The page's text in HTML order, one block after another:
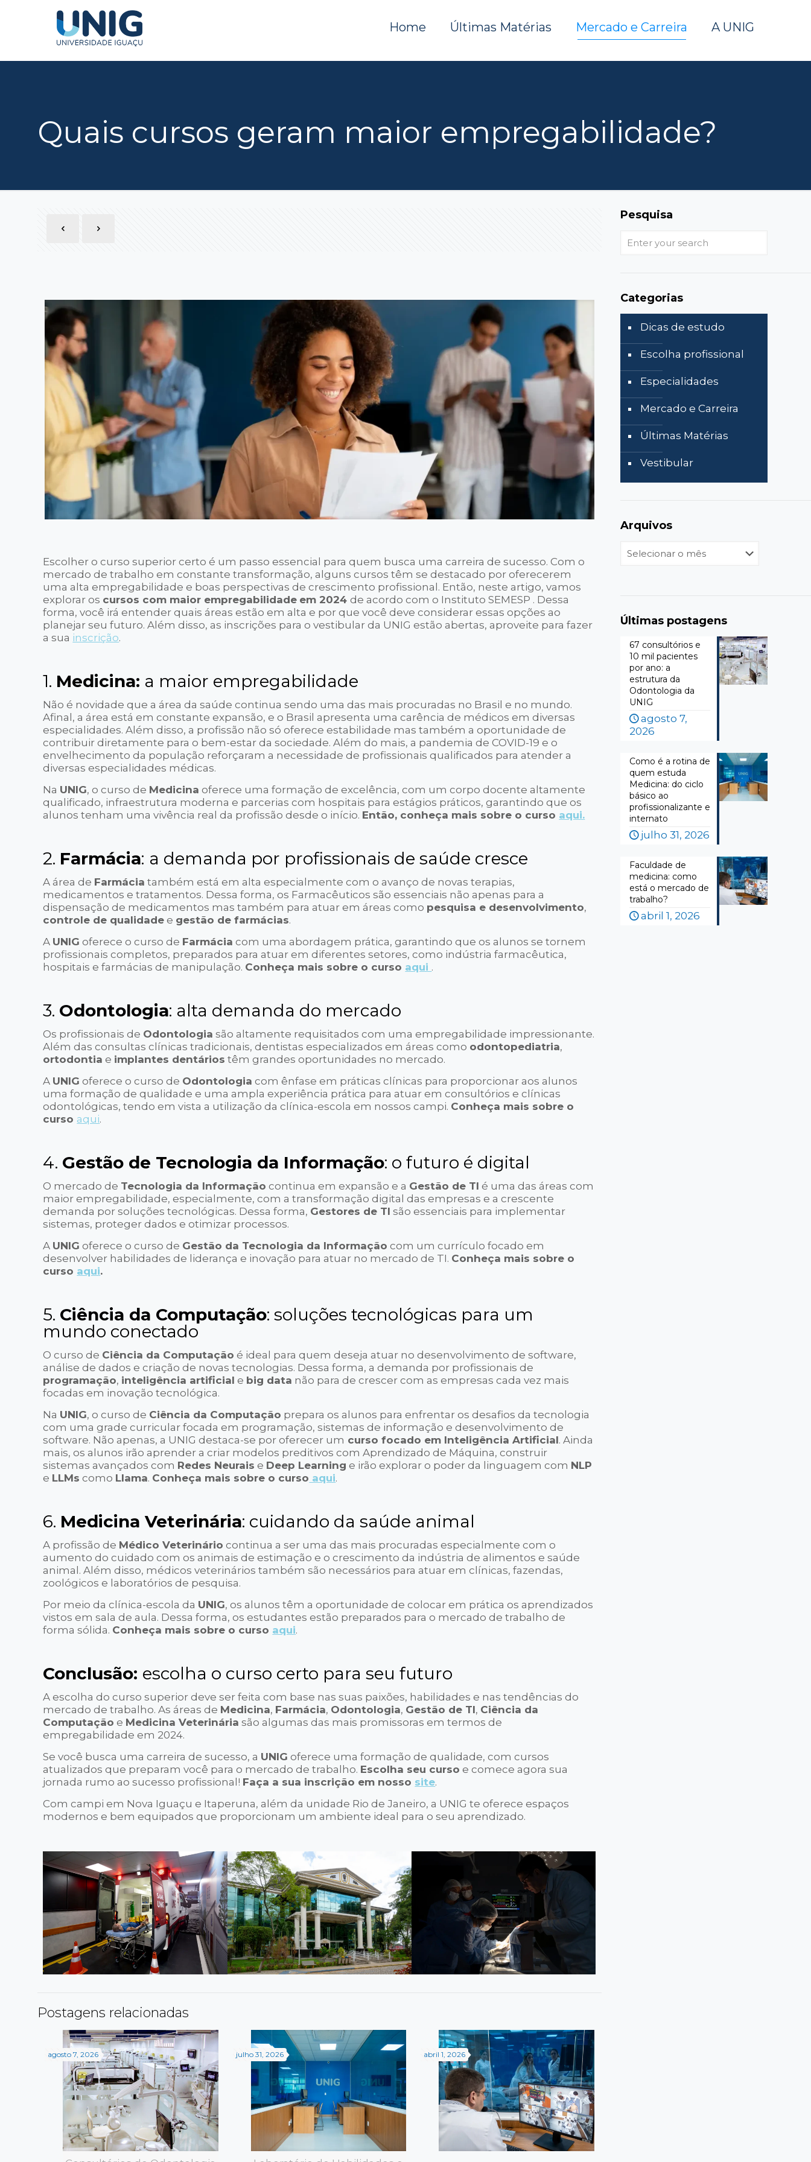
Home Últimas Matérias Mercado e Carreira A UNIG
Quais cursos geram maior empregabilidade?
Escolher o curso superior certo é um passo essencial para quem busca uma carreira de sucesso. Com o
mercado de trabalho em constante transformação, alguns cursos têm se destacado por oferecerem
uma alta empregabilidade e boas perspectivas de crescimento profissional. Então, neste artigo, vamos
explorar os cursos com maior empregabilidade em 2024de acordo com o Instituto SEMESP . Dessa
forma, você irá entender quais áreas estão em alta e por que você deve considerar essas opções ao
planejar seu futuro. Além disso, as inscrições para o vestibular da UNIG estão abertas, aproveite para fazer
a sua inscrição.
1. Medicina: a maior empregabilidade
Não é novidade que a área da saúde continua sendo uma das mais procuradas no Brasil e no mundo.
Afinal, a área está em constante expansão, e o Brasil apresenta uma carência de médicos em diversas
especialidades. Além disso, a profissão não só oferece estabilidade mas também a oportunidade de
contribuir diretamente para o bem-estar da sociedade. Além do mais, a pandemia de COVID-19 e o
envelhecimento da população reforçaram a necessidade de profissionais qualificados para atender a
diversas especialidades médicas.
Na UNIG, o curso de Medicina oferece uma formação de excelência, com um corpo docente altamente
qualificado, infraestrutura moderna e parcerias com hospitais para estágios práticos, garantindo que os
alunos tenham uma vivência real da profissão desde o início. Então, conheça mais sobre o curso aqui.
2. Farmácia: a demanda por profissionais de saúde cresce
A área de Farmácia também está em alta especialmente com o avanço de novas terapias,
medicamentos e tratamentos. Dessa forma, os Farmacêuticos são essenciais não apenas para a
dispensação de medicamentos mas também para atuar em áreas como pesquisa e desenvolvimento,
controle de qualidade e gestão de farmácias.
A UNIG oferece o curso de Farmácia com uma abordagem prática, garantindo que os alunos se tornem
profissionais completos, preparados para atuar em diferentes setores, como indústria farmacêutica,
hospitais e farmácias de manipulação. Conheça mais sobre o curso aqui .
3. Odontologia: alta demanda do mercado
Os profissionais de Odontologia são altamente requisitados com uma empregabilidade impressionante.
Além das consultas clínicas tradicionais, dentistas especializados em áreas como odontopediatria,
ortodontia e implantes dentários têm grandes oportunidades no mercado.
A UNIG oferece o curso de Odontologia com ênfase em práticas clínicas para proporcionar aos alunos
uma formação de qualidade e uma ampla experiência prática para atuar em consultórios e clínicas
odontológicas, tendo em vista a utilização da clínica-escola em nossos campi. Conheça mais sobre o
curso aqui.
4. Gestão de Tecnologia da Informação: o futuro é digital
O mercado de Tecnologia da Informação continua em expansão e a Gestão de TI é uma das áreas com
maior empregabilidade, especialmente, com a transformação digital das empresas e a crescente
demanda por soluções tecnológicas. Dessa forma, Gestores de TI são essenciais para implementar
sistemas, proteger dados e otimizar processos.
A UNIG oferece o curso de Gestão da Tecnologia da Informação com um currículo focado em
desenvolver habilidades de liderança e inovação para atuar no mercado de TI. Conheça mais sobre o
curso aqui.
5. Ciência da Computação: soluções tecnológicas para um
mundo conectado
O curso de Ciência da Computação é ideal para quem deseja atuar no desenvolvimento de software,
análise de dados e criação de novas tecnologias. Dessa forma, a demanda por profissionais de
programação, inteligência artificial e big data não para de crescer com as empresas cada vez mais
focadas em inovação tecnológica.
Na UNIG, o curso de Ciência da Computação prepara os alunos para enfrentar os desafios da tecnologia
com uma grade curricular focada em programação, sistemas de informação e desenvolvimento de
software. Não apenas, a UNIG destaca-se por oferecer um curso focado em Inteligência Artificial. Ainda
mais, os alunos irão aprender a criar modelos preditivos com Aprendizado de Máquina, construir
sistemas avançados com Redes Neurais e Deep Learning e irão explorar o poder da linguagem com NLP
e LLMs como Llama. Conheça mais sobre o curso aqui.
6. Medicina Veterinária: cuidando da saúde animal
A profissão de Médico Veterinário continua a ser uma das mais procuradas especialmente com o
aumento do cuidado com os animais de estimação e o crescimento da indústria de alimentos e saúde
animal. Além disso, médicos veterinários também são necessários para atuar em clínicas, fazendas,
zoológicos e laboratórios de pesquisa.
Por meio da clínica-escola da UNIG, os alunos têm a oportunidade de colocar em prática os aprendizados
vistos em sala de aula. Dessa forma, os estudantes estão preparados para o mercado de trabalho de
forma sólida. Conheça mais sobre o curso aqui.
Conclusão: escolha o curso certo para seu futuro
A escolha do curso superior deve ser feita com base nas suas paixões, habilidades e nas tendências do
mercado de trabalho. As áreas de Medicina, Farmácia, Odontologia, Gestão de TI, Ciência da
Computação e Medicina Veterinária são algumas das mais promissoras em termos de
empregabilidade em 2024.
Se você busca uma carreira de sucesso, a UNIG oferece uma formação de qualidade, com cursos
atualizados que preparam você para o mercado de trabalho. Escolha seu curso e comece agora sua
jornada rumo ao sucesso profissional! Faça a sua inscrição em nosso site.
Com campi em Nova Iguaçu e Itaperuna, além da unidade Rio de Janeiro, a UNIG te oferece espaços
modernos e bem equipados que proporcionam um ambiente ideal para o seu aprendizado.
Postagens relacionadas
agosto 7, 2026 julho 31, 2026 abril 1, 2026
Pesquisa
your
Categorias
Dicas de estudo
Escolha profissional
Especialidades
Mercado e Carreira
Últimas Matérias
Vestibular
Arquivos
Últimas postagens
67 consultórios e
10 mil pacientes
por ano: a
estrutura da
Odontologia da
UNIG
agosto 7,
2026
Como é a rotina de
quem estuda
Medicina: do ciclo
básico ao
profissionalizante e
internato
julho 31, 2026
Faculdade de
medicina: como
está o mercado de
trabalho?
abril 1, 2026